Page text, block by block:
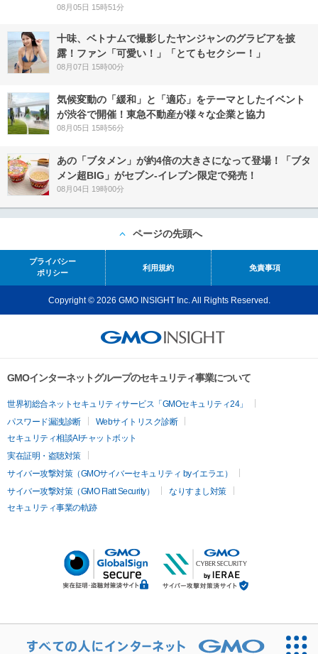
08月05日 15時51分
十味、ベトナムで撮影したヤンジャンのグラビアを披
露！ファン「可愛い！」「とてもセクシー！」
08月07日 15時00分
気候変動の「緩和」と「適応」をテーマとしたイベント
が渋谷で開催！東急不動産が様々な企業と協力
08月05日 15時56分
あの「ブタメン」が約4倍の大きさになって登場！「ブタ
メン超BIG」がセブン‐イレブン限定で発売！
08月04日 19時00分
ページの先頭へ
プライバシー
ポリシー
利用規約 免責事項
Copyright © 2026 GMO INSIGHT Inc. All Rights Reserved.
GMOインターネットグループのセキュリティ事業について
世界初総合ネットセキュリティサービス「GMOセキュリティ24」
パスワード漏洩診断
Webサイトリスク診断
セキュリティ相談AIチャットボット
実在証明・盗聴対策
サイバー攻撃対策（GMOサイバーセキュリティ byイエラエ）
サイバー攻撃対策（GMO Flatt Security）
なりすまし対策
セキュリティ事業の軌跡